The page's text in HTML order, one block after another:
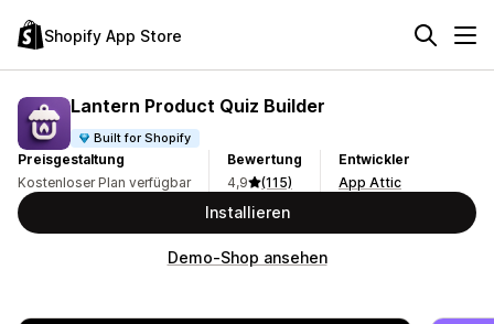
Shopify App Store
Lantern Product Quiz Builder
Built for Shopify
Preisgestaltung
Kostenloser Plan verfügbar
Bewertung
4,9
(115)
Entwickler
App Attic
Installieren
Demo-Shop ansehen